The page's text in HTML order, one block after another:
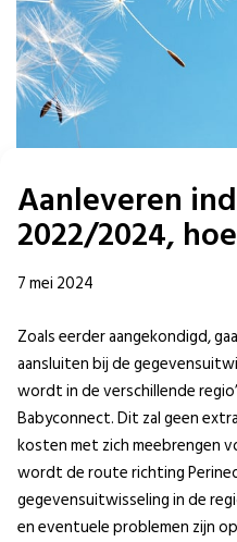
Aanleveren
2022/2024,
7 mei 2024
Zoals eerder aangekondigd,
aansluiten bij de
wordt in de verschillende
Babyconnect. Dit zal geen
kosten met zich meebrengen
wordt de route richting
gegevensuitwisseling in de
en eventuele problemen zijn